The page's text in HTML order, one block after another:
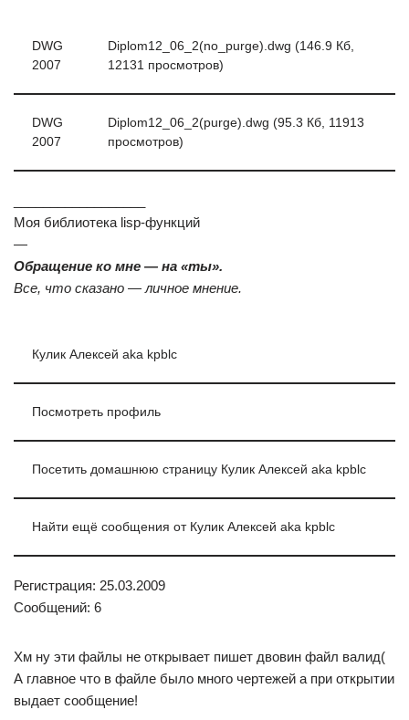
DWG
2007
Diplom12_06_2(no_purge).dwg (146.9 Кб,
12131 просмотров)
DWG
2007
Diplom12_06_2(purge).dwg (95.3 Кб, 11913
просмотров)
Моя библиотека lisp-функций
—
Обращение ко мне — на «ты».
Все, что сказано — личное мнение.
Кулик Алексей aka kpblc
Посмотреть профиль
Посетить домашнюю страницу Кулик Алексей aka kpblc
Найти ещё сообщения от Кулик Алексей aka kpblc
Регистрация: 25.03.2009
Сообщений: 6
Хм ну эти файлы не открывает пишет двовин файл валид(
А главное что в файле было много чертежей а при открытии
выдает сообщение!